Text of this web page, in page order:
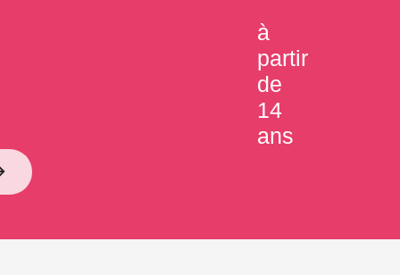
à
partir
de
14
ans